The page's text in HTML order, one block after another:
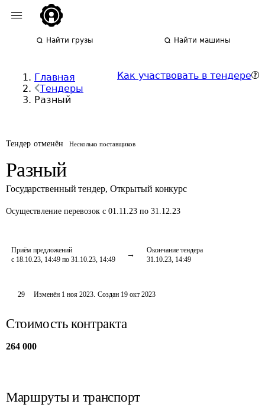
Найти грузы Найти машины
Главная
Тендеры
Разный
Как участвовать в тендере
Тендер отменён Несколько поставщиков
Разный
Государственный тендер, Открытый конкурс
Осуществление перевозок с 01.11.23 по 31.12.23
Приём предложений
с 18.10.23, 14:49 по 31.10.23, 14:49
Окончание тендера
31.10.23, 14:49
29 Изменён 1 ноя 2023. Создан 19 окт 2023
Стоимость контракта
264 000
Маршруты и транспорт